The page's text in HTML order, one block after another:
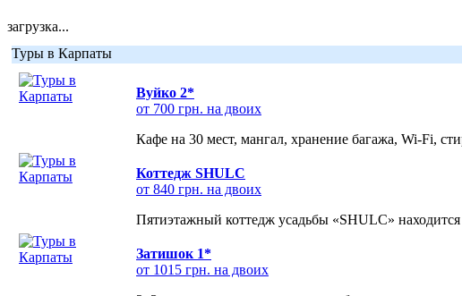
загрузка...
Туры в Карпаты
Вуйко 2*
от 700 грн. на двоих
Кафе на 30 мест, мангал, хранение багажа, Wi-Fi,
Коттедж SHULC
от 840 грн. на двоих
Пятиэтажный коттедж усадьбы «SHULC»
Затишок 1*
от 1015 грн. на двоих